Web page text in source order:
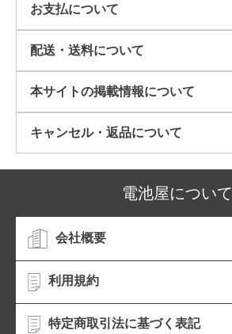
お支払について
配送・送料について
本サイトの掲載情報について​
キャンセル・返品について​
電池屋について
会社概要
利用規約
特定商取引法に基づく表記